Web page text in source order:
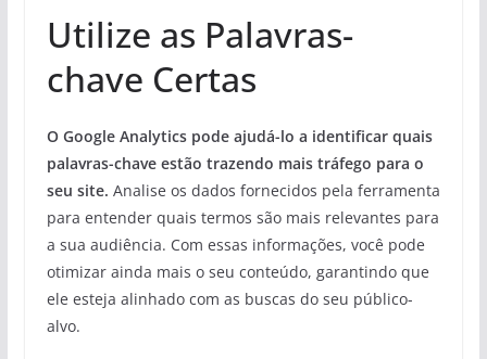
Utilize as Palavras-
chave Certas
O Google Analytics pode ajudá-lo a identificar quais
palavras-chave estão trazendo mais tráfego para o
seu site. Analise os dados fornecidos pela ferramenta
para entender quais termos são mais relevantes para
a sua audiência. Com essas informações, você pode
otimizar ainda mais o seu conteúdo, garantindo que
ele esteja alinhado com as buscas do seu público-
alvo.